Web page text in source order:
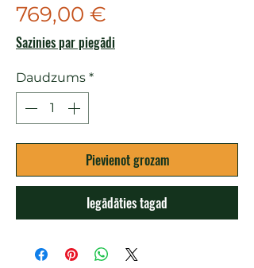
769,00 €
Sazinies par piegādi
Daudzums *
Pievienot grozam
Iegādāties tagad